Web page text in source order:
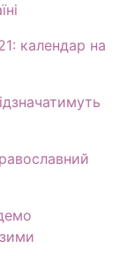
календар на